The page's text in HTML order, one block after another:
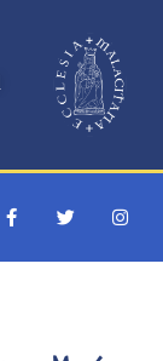
F
a
e
T
w
t
I
n
t